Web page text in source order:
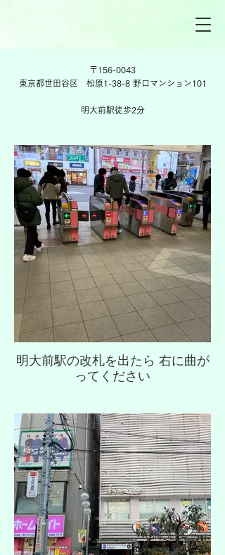
〒156-0043
東京都世田谷区 松原1-38-8 野口マンション101
​明大前駅徒歩2分
明大前駅の改札を出たら 右に曲が
ってください